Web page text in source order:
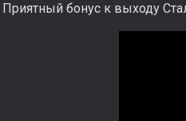
Приятный бонус к выходу